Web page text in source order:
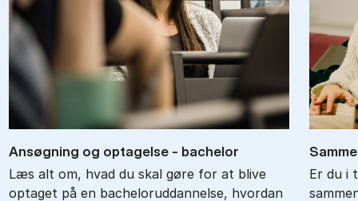
An­søg­ning og op­ta­gel­se - ba­chel­or
Læs alt om, hvad du skal gøre for at blive
optaget på en bacheloruddannelse, hvordan
Er du i